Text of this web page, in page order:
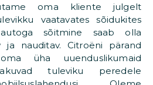
oma kliente julgelt
vaatavates sõidukites
sõitmine saab olla
ja nauditav. Citroëni pärand
üha uuenduslikumaid
tuleviku peredele